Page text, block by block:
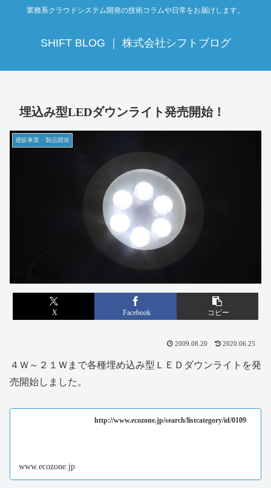
業務系クラウドシステム開発の技術コラムや日常をお届けします。
SHIFT BLOG ｜ 株式会社シフトブログ
埋込み型LEDダウンライト発売開始！
通販事業・製品開発
X Facebook コピー
2009.08.20 2020.06.25
４Ｗ～２１Ｗまで各種埋め込み型ＬＥＤダウンライトを発
売開始しました。
http://www.ecozone.jp/search/listcategory/id/0109
www.ecozone.jp